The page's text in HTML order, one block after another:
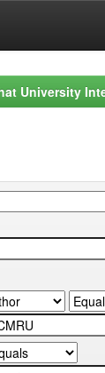
University